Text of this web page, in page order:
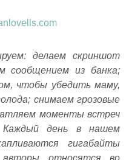
делаем скриншот
сообщением из банка;
чтобы убедить маму,
снимаем грозовые
моменты встреч
день в нашем
гигабайты
относятся во